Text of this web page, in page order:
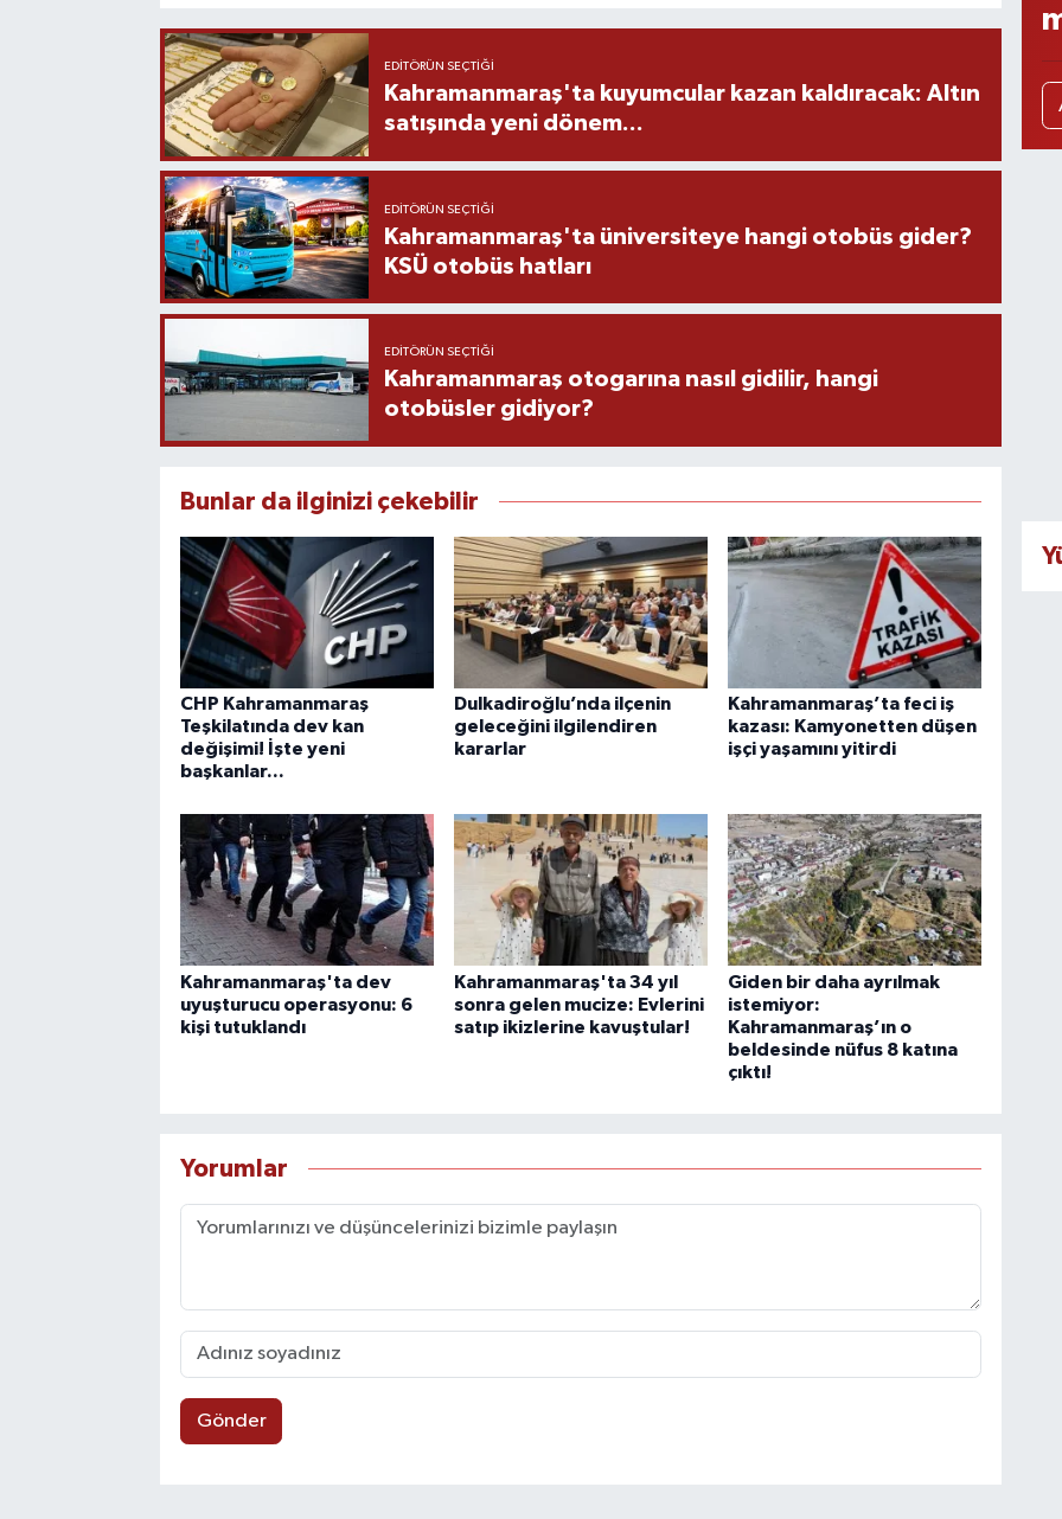
EDITÖRÜN SEÇTIĞI
Kahramanmaraş'ta kuyumcular kazan kaldıracak: Altın
satışında yeni dönem...
EDITÖRÜN SEÇTIĞI
Kahramanmaraş'ta üniversiteye hangi otobüs gider?
KSÜ otobüs hatları
EDITÖRÜN SEÇTIĞI
Kahramanmaraş otogarına nasıl gidilir, hangi
otobüsler gidiyor?
Bunlar da ilginizi çekebilir
CHP Kahramanmaraş
Teşkilatında dev kan
değişimi! İşte yeni
başkanlar...
Dulkadiroğlu’nda ilçenin
geleceğini ilgilendiren
kararlar
Kahramanmaraş’ta feci iş
kazası: Kamyonetten düşen
işçi yaşamını yitirdi
Kahramanmaraş'ta dev
uyuşturucu operasyonu: 6
kişi tutuklandı
Kahramanmaraş'ta 34 yıl
sonra gelen mucize: Evlerini
satıp ikizlerine kavuştular!
Giden bir daha ayrılmak
istemiyor:
Kahramanmaraş’ın o
beldesinde nüfus 8 katına
çıktı!
Yorumlar
Gönder